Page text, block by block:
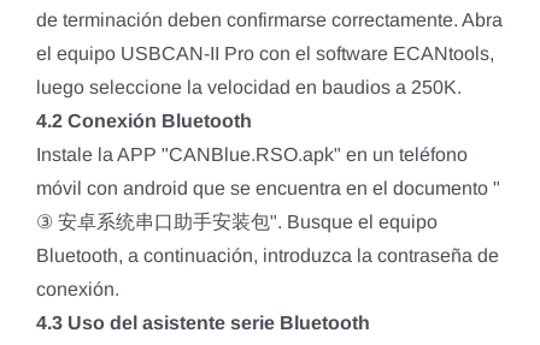
de terminación deben confirmarse correctamente. Abra
el equipo USBCAN-II Pro con el software ECANtools,
luego seleccione la velocidad en baudios a 250K.
4.2 Conexión Bluetooth
Instale la APP "CANBlue.RSO.apk" en un teléfono
móvil con android que se encuentra en el documento "
③ 安卓系统串口助手安装包". Busque el equipo
Bluetooth, a continuación, introduzca la contraseña de
conexión.
4.3 Uso del asistente serie Bluetooth